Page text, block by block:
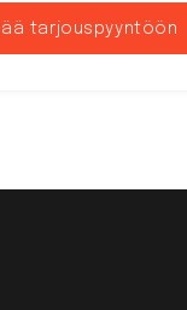
tarjouspyyntöön